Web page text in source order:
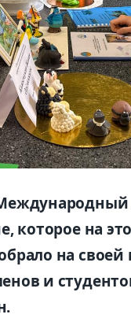
которое на
на
и